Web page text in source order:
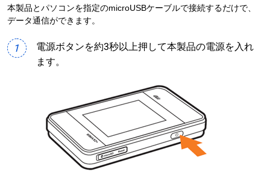
本製品とパソコンを指定のmicroUSBケーブルで接続するだけで、
データ通信ができます。
1
電源ボタンを約3秒以上押して本製品の電源を入れ
ます。